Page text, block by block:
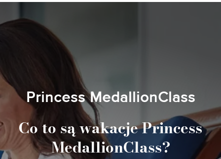
Princess MedallionClass
Co to są wakacje Princess
MedallionClass?